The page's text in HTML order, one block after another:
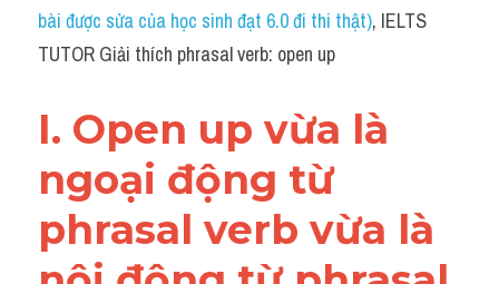
Grammar
Word form
Cách dùng từ
Phân biệt từ
bài được sửa của học sinh đạt 6.0 đi thi thật), IELTS
TUTOR Giải thích phrasal verb: open up
I. Open up vừa là
ngoại động từ
phrasal verb vừa là